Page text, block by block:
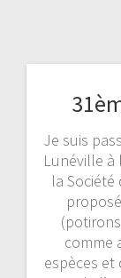
Je suis
Lunéville
la
comme
espèces